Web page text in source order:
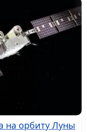
на орбиту Луны